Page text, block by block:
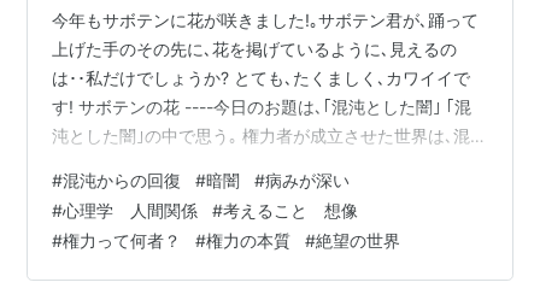
今年もサボテンに花が咲きました!｡サボテン君が､踊って
上げた手のその先に､花を掲げているように､見えるの
は･･私だけでしょうか? とても､たくましく､カワイイで
す! サボテンの花 ----今日のお題は､｢混沌とした闇｣ ｢混
沌とした闇｣の中で思う｡ 権力者が成立させた世界は､混沌
た闇｣を持っていて､私は､それを｢絶望｣と呼んでいまし
た｡ そこから離れつつある私ですが､やはり､環境が戻る
と､｢混沌とした闇｣が息を吹き返して来て､動けなくなっ
てしまう･･なんて､思ったり､ 今､世界で起こっている権
#混沌からの回復 #暗闇 #病みが深い
#心理学 人間関係 #考えること 想像
#権力って何者？ #権力の本質 #絶望の世界